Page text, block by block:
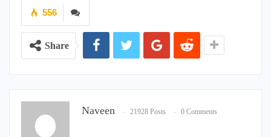
556
Share
Naveen 21928 Posts 0 Comments